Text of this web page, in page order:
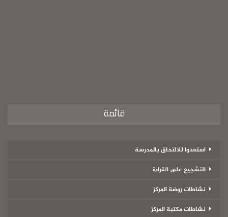
قائمة
استعدوا للالتحاق بالمدرسة
التشجيع على القراءة
نشاطات روضة المركز
نشاطات مكتبة المركز